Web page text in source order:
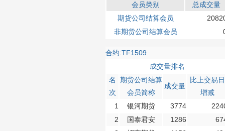
会员类别
总成交量
期货公司结算会员
非期货公司结算会员
合约:TF1509
成交量排名
名
次
期货公司结算
会员简称
成交量
比上交易日
增减
1
银河期货 3774
2
国泰君安 1286